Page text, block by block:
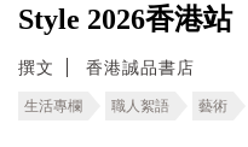
Style 2026香港站
撰文 香港誠品書店
生活專欄 職人絮語 藝術